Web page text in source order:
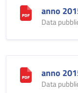
anno
Data
anno
Data